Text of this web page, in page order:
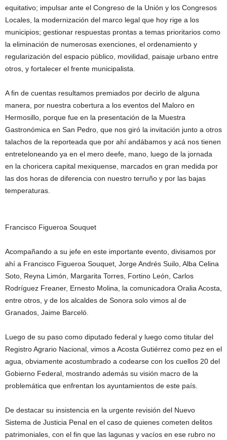
equitativo; impulsar ante el Congreso de la Unión y los Congresos
Locales, la modernización del marco legal que hoy rige a los
municipios; gestionar respuestas prontas a temas prioritarios como
la eliminación de numerosas exenciones, el ordenamiento y
regularización del espacio público, movilidad, paisaje urbano entre
otros, y fortalecer el frente municipalista.
A fin de cuentas resultamos premiados por decirlo de alguna
manera, por nuestra cobertura a los eventos del Maloro en
Hermosillo, porque fue en la presentación de la Muestra
Gastronómica en San Pedro, que nos giró la invitación junto a otros
talachos de la reporteada que por ahí andábamos y acá nos tienen
entreteloneando ya en el mero deefe, mano, luego de la jornada
en la choricera capital mexiquense, marcados en gran medida por
las dos horas de diferencia con nuestro terruño y por las bajas
temperaturas.
Francisco Figueroa Souquet
Acompañando a su jefe en este importante evento, divisamos por
ahí a Francisco Figueroa Souquet, Jorge Andrés Suilo, Alba Celina
Soto, Reyna Limón, Margarita Torres, Fortino León, Carlos
Rodríguez Freaner, Ernesto Molina, la comunicadora Oralia Acosta,
entre otros, y de los alcaldes de Sonora solo vimos al de
Granados, Jaime Barceló.
Luego de su paso como diputado federal y luego como titular del
Registro Agrario Nacional, vimos a Acosta Gutiérrez como pez en el
agua, obviamente acostumbrado a codearse con los cuellos 20 del
Gobierno Federal, mostrando además su visión macro de la
problemática que enfrentan los ayuntamientos de este país.
De destacar su insistencia en la urgente revisión del Nuevo
Sistema de Justicia Penal en el caso de quienes cometen delitos
patrimoniales, con el fin que las lagunas y vacíos en ese rubro no